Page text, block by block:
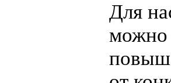
Для
можно